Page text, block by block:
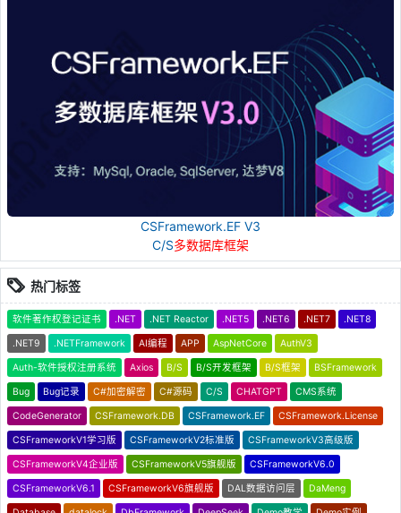
CSFramework.EF V3
C/S多数据库框架
热门标签
软件著作权登记证书 .NET .NET Reactor .NET5 .NET6 .NET7 .NET8
.NET9 .NETFramework AI编程 APP AspNetCore AuthV3
Auth-软件授权注册系统 Axios B/S B/S开发框架 B/S框架 BSFramework
Bug Bug记录 C#加密解密 C#源码 C/S CHATGPT CMS系统
CodeGenerator CSFramework.DB CSFramework.EF CSFramework.License
CSFrameworkV1学习版 CSFrameworkV2标准版 CSFrameworkV3高级版
CSFrameworkV4企业版 CSFrameworkV5旗舰版 CSFrameworkV6.0
CSFrameworkV6.1 CSFrameworkV6旗舰版 DAL数据访问层 DaMeng